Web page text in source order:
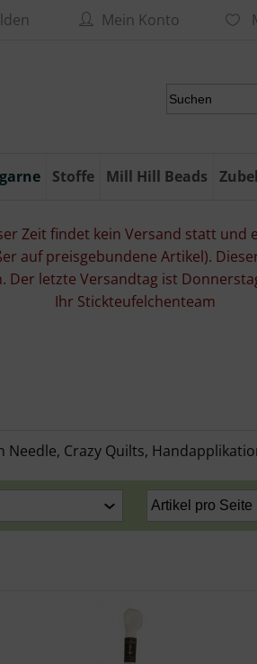
Mein Konto
Stoffe Mill Hill Beads
Zeit findet kein Versand statt
auf preisgebundene Artikel).
letzte Versandtag ist
Ihr Stickteufelchenteam
Crazy Quilts,